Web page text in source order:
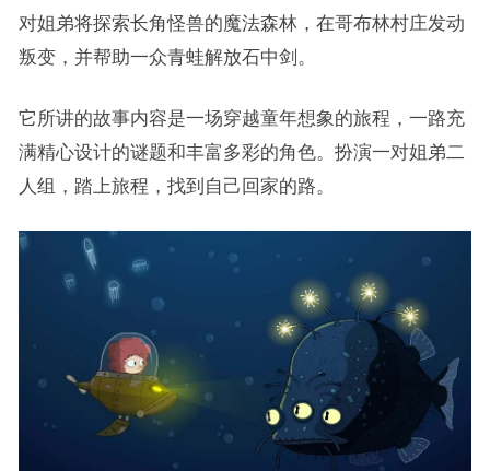
对姐弟将探索长角怪兽的魔法森林，在哥布林村庄发动
叛变，并帮助一众青蛙解放石中剑。
它所讲的故事内容是一场穿越童年想象的旅程，一路充
满精心设计的谜题和丰富多彩的角色。扮演一对姐弟二
人组，踏上旅程，找到自己回家的路。